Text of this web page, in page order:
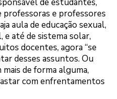
professoras e professores
aula de educação sexual,
até de sistema solar,
docentes, agora “se
desses assuntos. Ou
de forma alguma,
com enfrentamentos